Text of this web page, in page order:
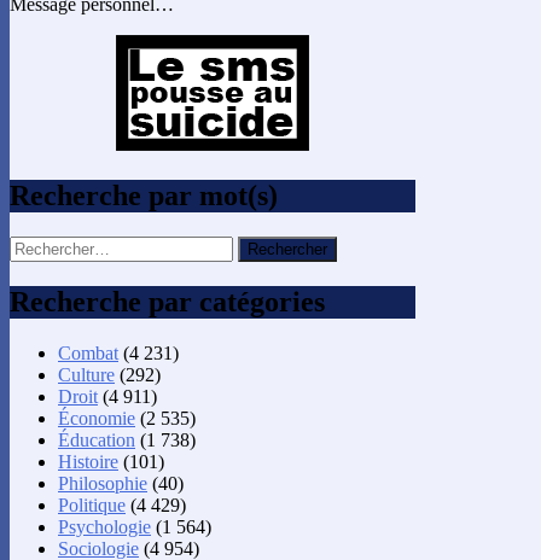
Message personnel…
Recherche par mot(s)
Rechercher :
Recherche par catégories
Combat (4 231)
Culture (292)
Droit (4 911)
Économie (2 535)
Éducation (1 738)
Histoire (101)
Philosophie (40)
Politique (4 429)
Psychologie (1 564)
Sociologie (4 954)